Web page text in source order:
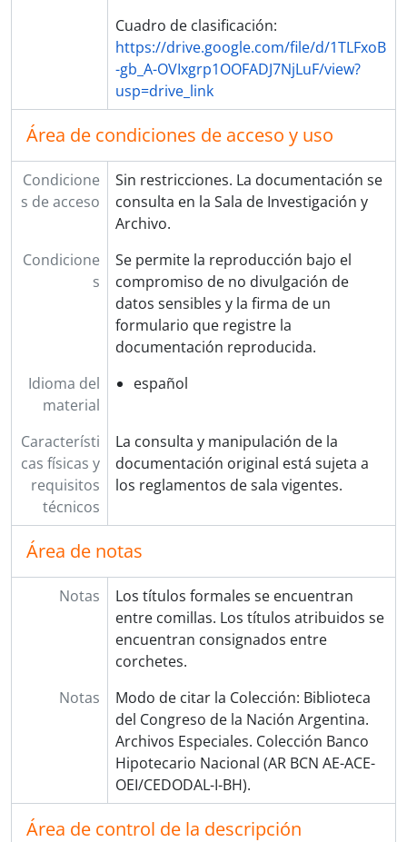
Cuadro de clasificación:
https://drive.google.com/file/d/1TLFxoB
-gb_A-OVIxgrp1OOFADJ7NjLuF/view?
usp=drive_link
Área de condiciones de acceso y uso
Condicione
s de acceso
Sin restricciones. La documentación se
consulta en la Sala de Investigación y
Archivo.
Condicione
s
Se permite la reproducción bajo el
compromiso de no divulgación de
datos sensibles y la firma de un
formulario que registre la
documentación reproducida.
Idioma del
material
español
Característi
cas físicas y
requisitos
técnicos
La consulta y manipulación de la
documentación original está sujeta a
los reglamentos de sala vigentes.
Área de notas
Notas
Los títulos formales se encuentran
entre comillas. Los títulos atribuidos se
encuentran consignados entre
corchetes.
Notas
Modo de citar la Colección: Biblioteca
del Congreso de la Nación Argentina.
Archivos Especiales. Colección Banco
Hipotecario Nacional (AR BCN AE-ACE-
OEI/CEDODAL-I-BH).
Área de control de la descripción